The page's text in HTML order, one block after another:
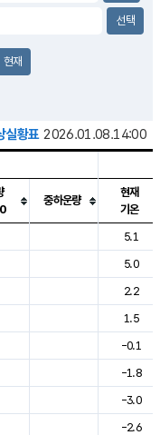
현재
실황표 2026.01.08.14:00
바람, 기압등을 안내한 표입
중하운량
현재
기온
5.1
5.0
2.2
1.5
-0.1
-1.8
-3.0
-2.6